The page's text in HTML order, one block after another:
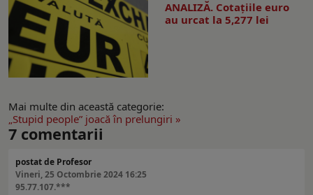
ANALIZĂ. Cotațiile euro
au urcat la 5,277 lei
Mai multe din această categorie:
„Stupid people” joacă în prelungiri »
7 comentarii
postat de Profesor
Vineri, 25 Octombrie 2024 16:25
95.77.107.***